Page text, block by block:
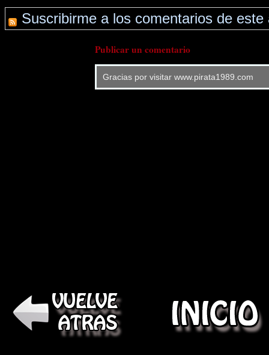
Suscribirme a los comentarios de este
Publicar un comentario
Gracias por visitar www.pirata1989.com